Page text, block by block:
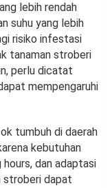
lebih rendah
suhu yang lebih
risiko infestasi
tanaman stroberi
perlu dicatat
mempengaruhi
tumbuh di daerah
kebutuhan
dan adaptasi
stroberi dapat